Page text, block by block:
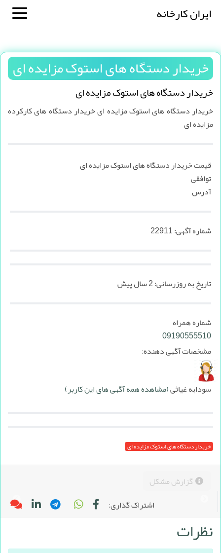
ایران کارخانه
خریدار دستگاه های استوک مزایده ای
خریدار دستگاه های استوک مزایده ای
خریدار دستگاه های استوک مزایده ای خریدار دستگاه های کارکرده
مزایده ای
قیمت خریدار دستگاه های استوک مزایده ای
توافقی
آدرس
شماره آگهی:22911
تاریخ به روزرسانی:2 سال پیش
شماره همراه
09190555510
مشخصات آگهی دهنده:
سودابه غیاثی(مشاهده همه آگهی های این کاربر)
خریدار دستگاه های استوک مزایده ای
گزارش مشکل
اشتراک گذاری:
نظرات